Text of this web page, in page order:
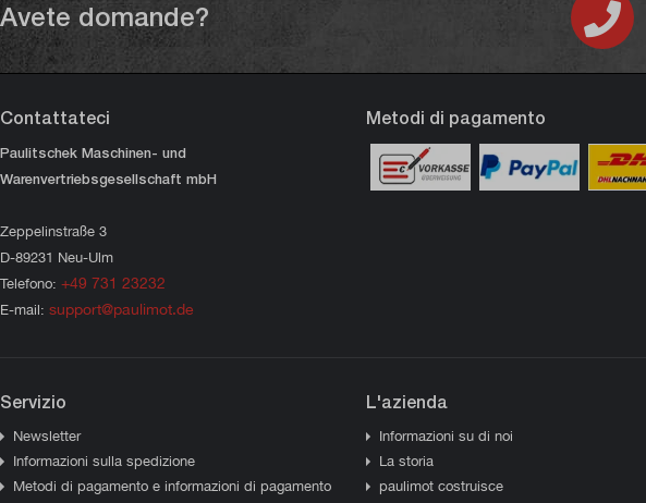
Avete domande?
Contattateci
Paulitschek Maschinen- und
Warenvertriebsgesellschaft mbH
Zeppelinstraße 3
D-89231 Neu-Ulm
Telefono: +49 731 23232
E-mail: support@paulimot.de
Metodi di pagamento
Servizio
Newsletter
Informazioni sulla spedizione
Metodi di pagamento e informazioni di pagamento
L'azienda
Informazioni su di noi
La storia
paulimot costruisce